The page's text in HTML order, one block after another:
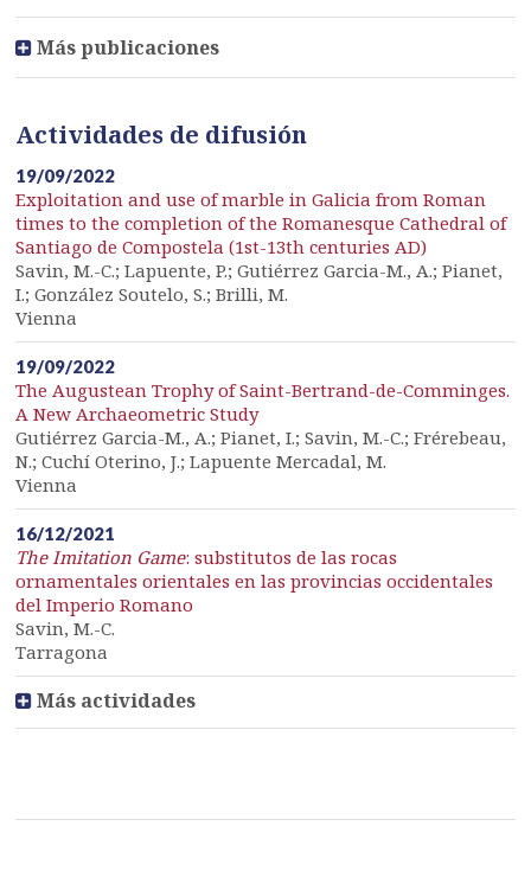
Más publicaciones
Actividades de difusión
19/09/2022
Exploitation and use of marble in Galicia from Roman
times to the completion of the Romanesque Cathedral of
Santiago de Compostela (1st-13th centuries AD)
Savin, M.-C.; Lapuente, P.; Gutiérrez Garcia-M., A.; Pianet,
I.; González Soutelo, S.; Brilli, M.
Vienna
19/09/2022
The Augustean Trophy of Saint-Bertrand-de-Comminges.
A New Archaeometric Study
Gutiérrez Garcia-M., A.; Pianet, I.; Savin, M.-C.; Frérebeau,
N.; Cuchí Oterino, J.; Lapuente Mercadal, M.
Vienna
16/12/2021
The Imitation Game: substitutos de las rocas
ornamentales orientales en las provincias occidentales
del Imperio Romano
Savin, M.-C.
Tarragona
Más actividades